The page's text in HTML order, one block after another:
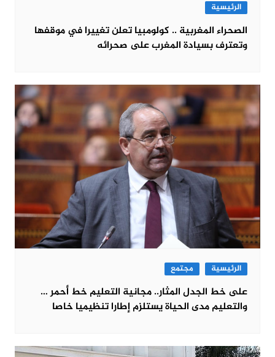
الرئيسية
الصحراء المغربية .. كولومبيا تعلن تغييرا في موقفها
وتعترف بسيادة المغرب على صحرائه
الرئيسية مجتمع
على خط الجدل المثار.. مجانية التعليم خط أحمر …
والتعليم مدى الحياة يستلزم إطارا تنظيميا خاصا